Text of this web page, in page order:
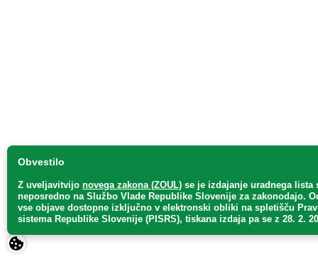
Obvestilo
Z uveljavitvijo novega zakona (ZOUL) se je izdajanje uradnega lista
neposredno na Službo Vlade Republike Slovenije za zakonodajo.
vse objave dostopne izključno v elektronski obliki na spletišču
sistema Republike Slovenije (PISRS), tiskana izdaja pa se z 28. 2.